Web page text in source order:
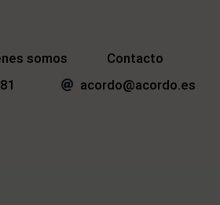
somos
Contacto
acordo@acordo.es